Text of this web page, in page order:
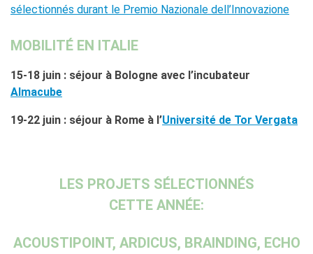
sélectionnés durant le Premio Nazionale dell’Innovazione
MOBILITÉ EN ITALIE
15-18 juin : séjour à Bologne avec l’incubateur
Almacube
19-22 juin : séjour à Rome à l’Université de Tor Vergata
LES PROJETS SÉLECTIONNÉS
CETTE ANNÉE:
ACOUSTIPOINT, ARDICUS, BRAINDING, ECHO